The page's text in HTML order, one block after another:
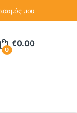
μου
0
€0.00